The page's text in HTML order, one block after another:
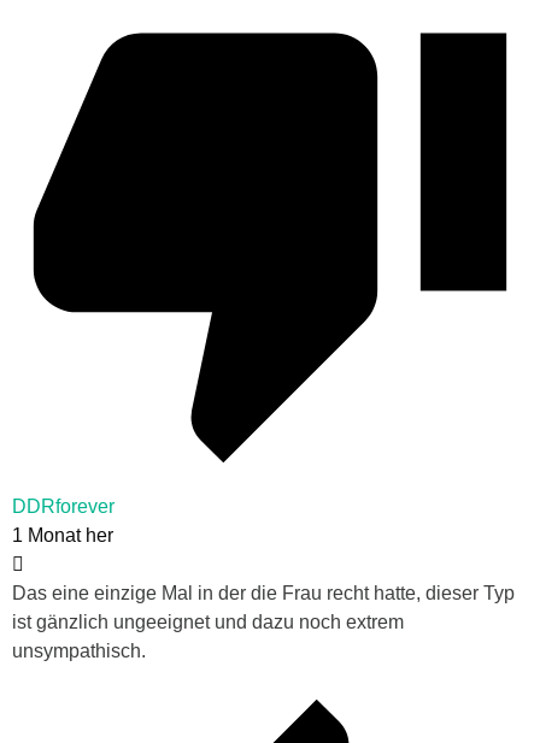
DDRforever
1 Monat her
Das eine einzige Mal in der die Frau recht hatte, dieser Typ
ist gänzlich ungeeignet und dazu noch extrem
unsympathisch.